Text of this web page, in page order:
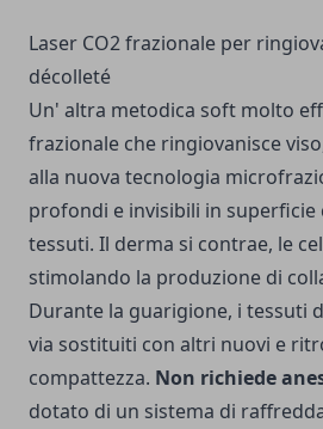
Laser CO2 frazionale per
décolleté
Un' altra metodica soft molto
frazionale che ringiovanisce
alla nuova tecnologia
profondi e invisibili in superficie
tessuti. Il derma si contrae, le
stimolando la produzione di
Durante la guarigione, i tessuti
via sostituiti con altri nuovi e
compattezza. Non richiede
dotato di un sistema di